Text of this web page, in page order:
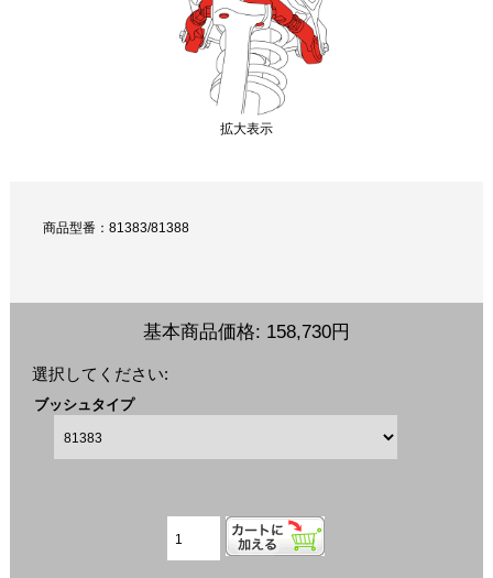
拡大表示
商品型番：81383/81388
基本商品価格: 158,730円
選択してください:
ブッシュタイプ